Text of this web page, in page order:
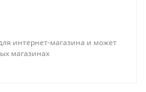
интернет-магазина и может
магазинах